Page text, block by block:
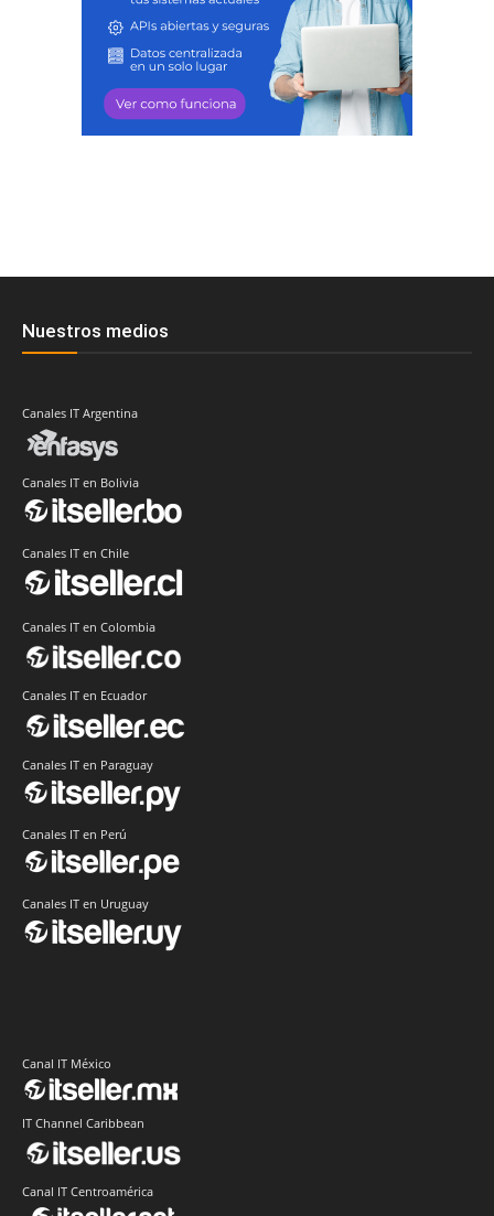
Nuestros medios
Canales IT Argentina
Canales IT en Bolivia
Canales IT en Chile
Canales IT en Colombia
Canales IT en Ecuador
Canales IT en Paraguay
Canales IT en Perú
Canales IT en Uruguay
Canal IT México
IT Channel Caribbean
Canal IT Centroamérica